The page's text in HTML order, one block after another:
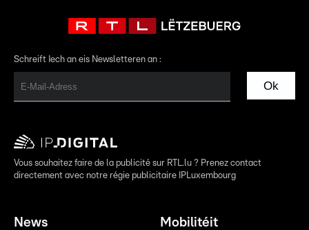
Schreift Iech an eis Newsletteren an :
Ok
Vous souhaitez faire de la publicité sur RTL.lu ? Prenez contact
directement avec notre régie publicitaire IPLuxembourg
News Mobilitéit